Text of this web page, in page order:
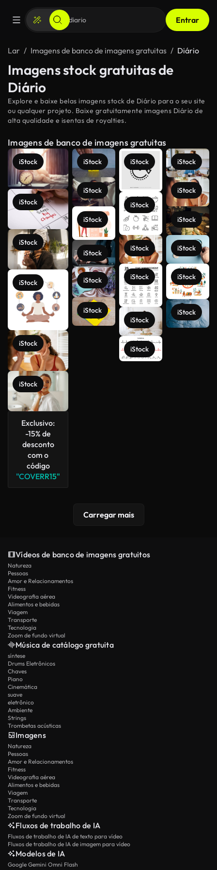
Entrar
Lar Imagens de banco de imagens gratuitas Diário
Imagens stock gratuitas de
Diário
Explore e baixe belas imagens stock de Diário para o seu site
ou qualquer projeto. Baixe gratuitamente imagens Diário de
alta qualidade e isentas de royalties.
Imagens de banco de imagens gratuitas
iStock
iStock
iStock
iStock
iStock
iStock
Exclusivo:
-15% de
desconto
com o
código
"COVERR15"
iStock
iStock
iStock
iStock
iStock
iStock
iStock
iStock
iStock
iStock
iStock
iStock
iStock
iStock
iStock
iStock
iStock
iStock
Carregar mais
Vídeos de banco de imagens gratuitos
Natureza
Pessoas
Amor e Relacionamentos
Fitness
Videografia aérea
Alimentos e bebidas
Viagem
Transporte
Tecnologia
Zoom de fundo virtual
Música de catálogo gratuita
síntese
Drums Eletrônicos
Chaves
Piano
Cinemática
suave
eletrônico
Ambiente
Strings
Trombetas acústicas
Imagens
Natureza
Pessoas
Amor e Relacionamentos
Fitness
Videografia aérea
Alimentos e bebidas
Viagem
Transporte
Tecnologia
Zoom de fundo virtual
Fluxos de trabalho de IA
Fluxos de trabalho de IA de texto para vídeo
Fluxos de trabalho de IA de imagem para vídeo
Modelos de IA
Google Gemini Omni Flash